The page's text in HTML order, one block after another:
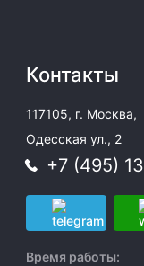
Контакты
117105, г. Москва,
Одесская ул., 2
+7 (495)
Время работы: